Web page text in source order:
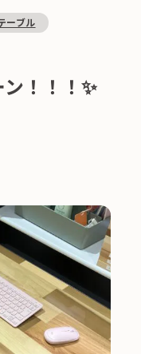
ーブル
！！！✨